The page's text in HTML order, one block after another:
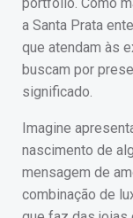
a Santa Prata
que atendam às
buscam por
significado.
Imagine
nascimento de
mensagem de
combinação de